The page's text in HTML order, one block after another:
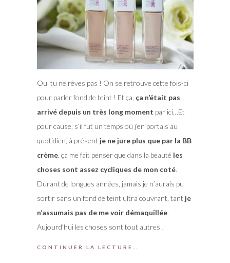
Oui tu ne rêves pas ! On se retrouve cette fois-ci
pour parler fond de teint ! Et ça, ça n’était pas
arrivé depuis un très long moment par ici…Et
pour cause, s’il fut un temps où j’en portais au
quotidien, à présent je ne jure plus que par la BB
crème. ça me fait penser que dans la beauté les
choses sont assez cycliques de mon coté.
Durant de longues années, jamais je n’aurais pu
sortir sans un fond de teint ultra couvrant, tant je
n’assumais pas de me voir démaquillée.
Aujourd’hui les choses sont tout autres !
CONTINUER LA LECTURE…